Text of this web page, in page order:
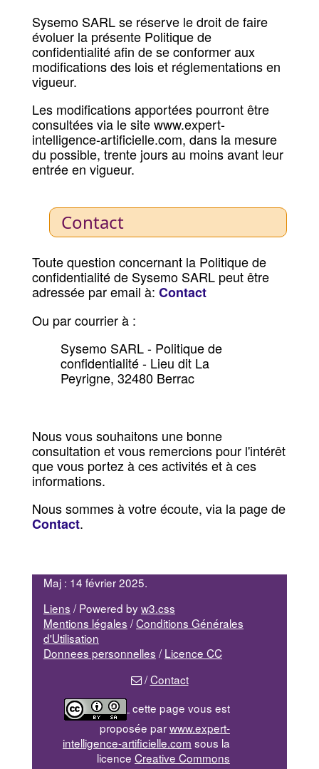
Sysemo SARL se réserve le droit de faire
évoluer la présente Politique de
confidentialité afin de se conformer aux
modifications des lois et réglementations en
vigueur.
Les modifications apportées pourront être
consultées via le site www.expert-
intelligence-artificielle.com, dans la mesure
du possible, trente jours au moins avant leur
entrée en vigueur.
Contact
Toute question concernant la Politique de
confidentialité de Sysemo SARL peut être
adressée par email à: Contact
Ou par courrier à :
Sysemo SARL - Politique de
confidentialité - Lieu dit La
Peyrigne, 32480 Berrac
Nous vous souhaitons une bonne
consultation et vous remercions pour l'intérêt
que vous portez à ces activités et à ces
informations.
Nous sommes à votre écoute, via la page de
Contact.
Maj : 14 février 2025.
Liens / Powered byw3.css
Mentions légales /Conditions Générales
d'Utilisation
Donnees personnelles /Licence CC
/Contact
cette page vous est
proposée parwww.expert-
intelligence-artificielle.com sous la
licence Creative Commons